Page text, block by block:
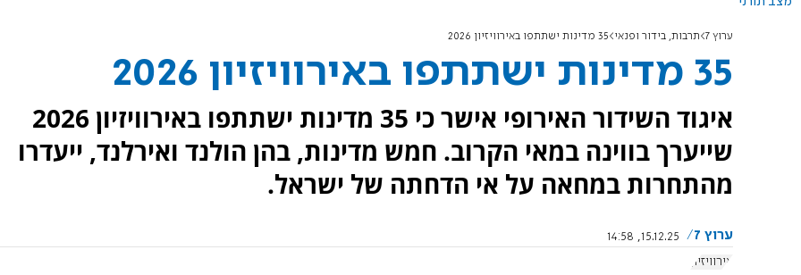
ערוץ 7 תרבות, בידור ופנאי 35 מדינות ישתתפו באירוויזיון 2026
35 מדינות ישתתפו באירוויזיון 2026
איגוד השידור האירופי אישר כי 35 מדינות ישתתפו באירוויזיון 2026
שייערך בווינה במאי הקרוב. חמש מדינות, בהן הולנד ואירלנד, ייעדרו
מהתחרות במחאה על אי הדחתה של ישראל.
ערוץ 7
15.12.25, 14:58
אירוויזיון